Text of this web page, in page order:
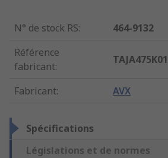
N° de stock RS:
464-9132
Référence
fabricant:
Fabricant: AVX
Spécifications
Législations et de normes